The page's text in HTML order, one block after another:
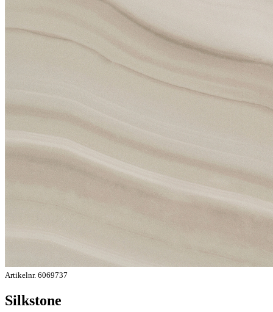
Artikelnr. 6069737
Silkstone